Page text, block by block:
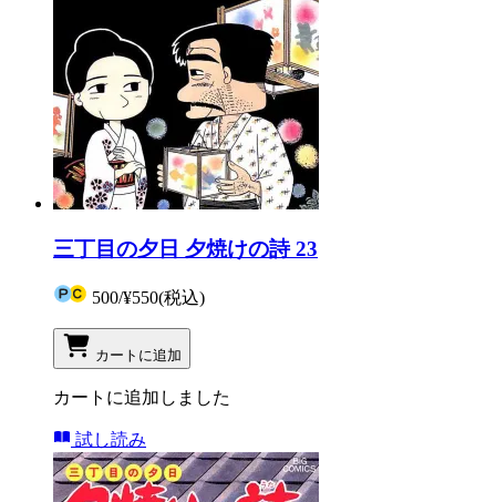
三丁目の夕日 夕焼けの詩 23
500/¥550(税込)
カートに追加
カートに追加しました
試し読み